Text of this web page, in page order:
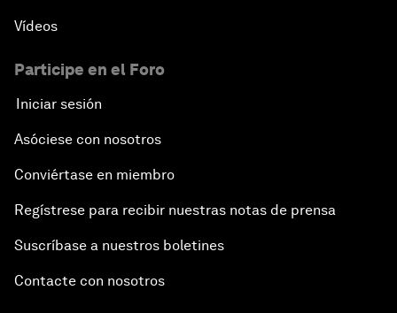
Vídeos
Participe en el Foro
Iniciar sesión
Asóciese con nosotros
Conviértase en miembro
Regístrese para recibir nuestras notas de prensa
Suscríbase a nuestros boletines
Contacte con nosotros